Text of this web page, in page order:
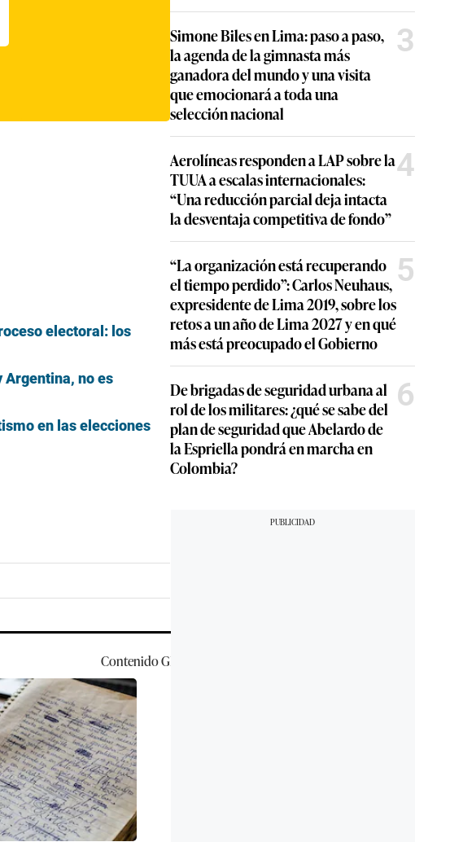
electoral: los
Argentina, no es
en las elecciones
ContenidoGEC
Simone Biles en Lima: paso a paso,
la agenda de la gimnasta más
ganadora del mundo y una visita
que emocionará a toda una
selección nacional
3
Aerolíneas responden a LAP sobre la
TUUA a escalas internacionales:
“Una reducción parcial deja intacta
la desventaja competitiva de fondo”
4
“La organización está recuperando
el tiempo perdido”: Carlos Neuhaus,
expresidente de Lima 2019, sobre los
retos a un año de Lima 2027 y en qué
más está preocupado el Gobierno
5
De brigadas de seguridad urbana al
rol de los militares: ¿qué se sabe del
plan de seguridad que Abelardo de
la Espriella pondrá en marcha en
Colombia?
6